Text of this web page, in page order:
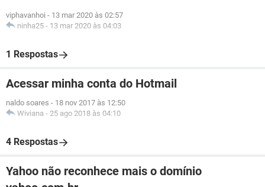
viphavanhoi - 13 mar 2020 às 02:57
ninha25 - 13 mar 2020 às 04:03
1 Respostas
Acessar minha conta do Hotmail
naldo soares - 18 nov 2017 às 12:50
Wiviana - 25 ago 2018 às 04:10
4 Respostas
Yahoo não reconhece mais o domínio